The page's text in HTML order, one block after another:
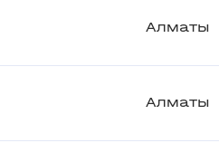
Алматы
Алматы